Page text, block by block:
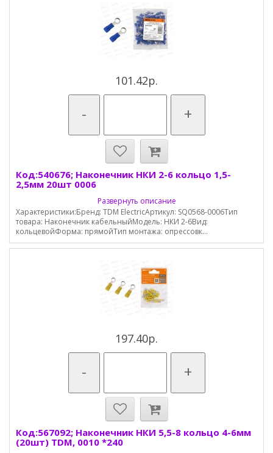
101.42р.
- +
Код:540676; Наконечник НКИ 2-6 кольцо 1,5-
2,5мм 20шт 0006
Развернуть описание
Характеристики:Бренд: TDM ElectricАртикул: SQ0568-0006Тип
товара: Наконечник кабельныйМодель: НКИ 2-6Вид:
кольцевойФорма: прямойТип монтажа: опрессовк...
197.40р.
- +
Код:567092; Наконечник НКИ 5,5-8 кольцо 4-6мм
(20шт) TDM, 0010 *240